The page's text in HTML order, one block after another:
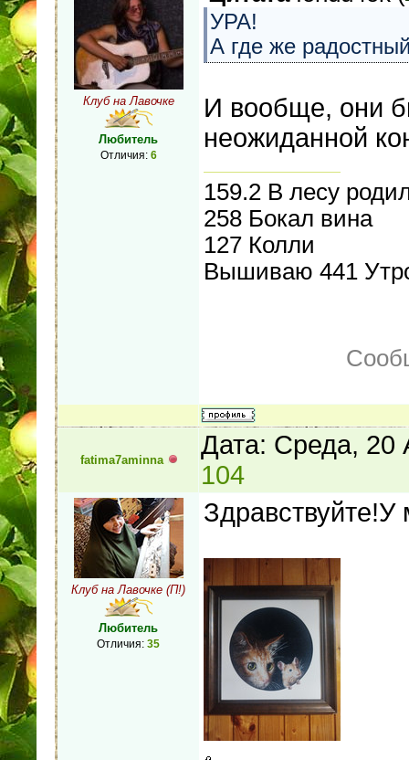
Клуб на Лавочке
Любитель
Отличия: 6
УРА!
А где же
И вообще, они
неожиданной
159.2 В лесу
258 Бокал вина
127 Колли
Вышиваю 441
fatima7aminna
Дата: Среда, 20
104
Клуб на Лавочке (П!)
Любитель
Отличия: 35